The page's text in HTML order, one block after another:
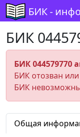
БИК - инфо
БИК
БИК 044579770
БИК отозван
БИК
Общая